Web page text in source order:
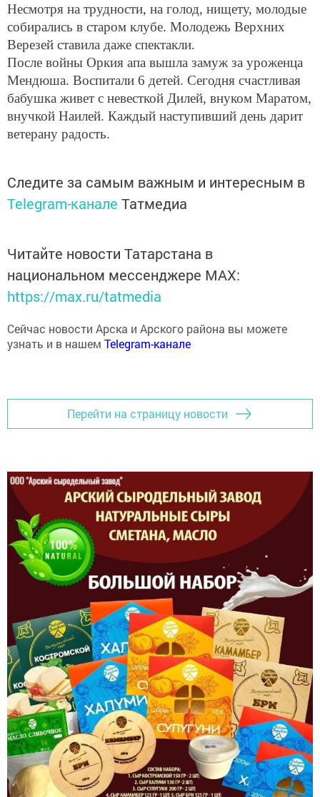
Несмотря на трудности, на голод, нищету, молодые
собирались в старом клубе. Молодежь Верхних
Верезей ставила даже спектакли.
После войны Оркия апа вышла замуж за уроженца
Мендюша. Воспитали 6 детей. Сегодня счастливая
бабушка живет с невесткой Дилей, внуком Маратом,
внучкой Наилей. Каждый наступивший день дарит
ветерану радость.
Следите за самым важным и интересным в
Telegram-канале Татмедиа
Читайте новости Татарстана в
национальном мессенджере MАХ:
https://max.ru/tatmedia
Сейчас новости Арска и Арского района вы можете
узнать и в нашем Telegram-канале
Перейти на страницу новости